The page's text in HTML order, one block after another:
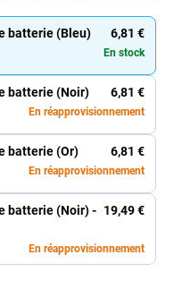
batterie (Noir) 6,81 €
En réapprovisionnement
batterie (Or) 6,81 €
En réapprovisionnement
batterie (Bleu) 6,81 €
En stock
batterie (Noir) - 19,49 €
En réapprovisionnement